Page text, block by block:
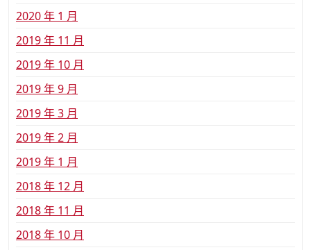
2020 年 1 月
2019 年 11 月
2019 年 10 月
2019 年 9 月
2019 年 3 月
2019 年 2 月
2019 年 1 月
2018 年 12 月
2018 年 11 月
2018 年 10 月